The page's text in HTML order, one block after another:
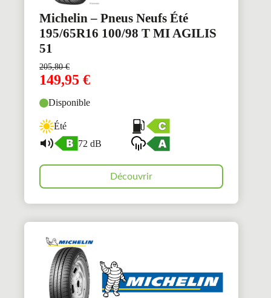
Michelin – Pneus Neufs Été
195/65R16 100/98 T MI AGILIS
51
205,80€
149,95 €
Disponible
Été
72 dB
Découvrir